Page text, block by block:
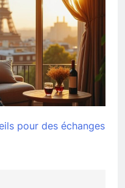
pour des échanges